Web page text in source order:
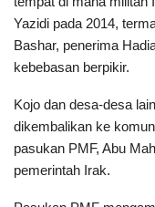
Yazidi pada 2014,
Bashar, penerima
kebebasan berpikir.
Kojo dan desa-desa
dikembalikan ke
pasukan PMF, Abu
pemerintah Irak.